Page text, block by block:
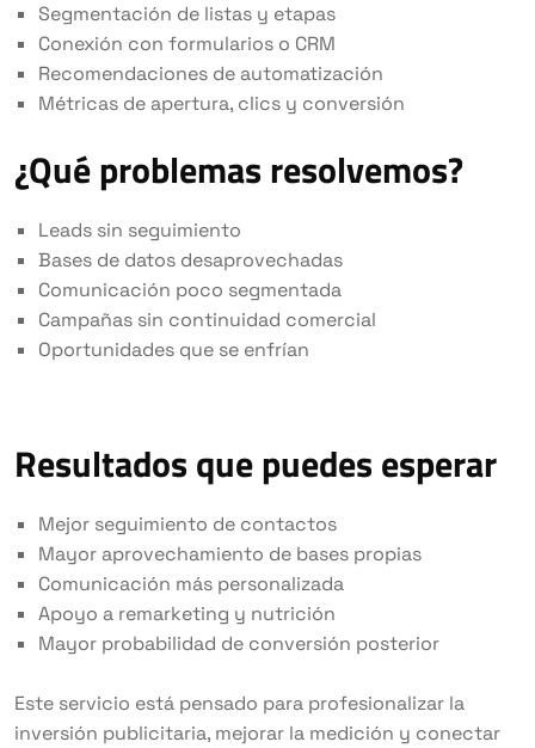
Segmentación de listas y etapas
Conexión con formularios o CRM
Recomendaciones de automatización
Métricas de apertura, clics y conversión
¿Qué problemas resolvemos?
Leads sin seguimiento
Bases de datos desaprovechadas
Comunicación poco segmentada
Campañas sin continuidad comercial
Oportunidades que se enfrían
Resultados que puedes esperar
Mejor seguimiento de contactos
Mayor aprovechamiento de bases propias
Comunicación más personalizada
Apoyo a remarketing y nutrición
Mayor probabilidad de conversión posterior
Este servicio está pensado para profesionalizar la
inversión publicitaria, mejorar la medición y conectar